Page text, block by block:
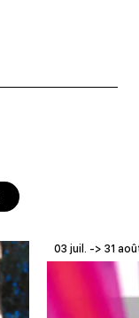
03 juil. -> 31